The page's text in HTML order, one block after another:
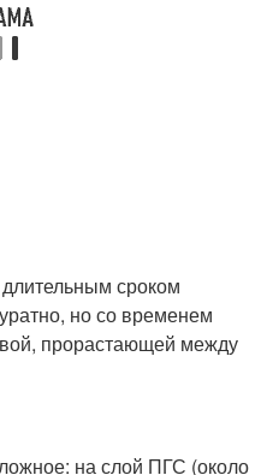
сроком
но со временем
прорастающей между
на слой ПГС (около